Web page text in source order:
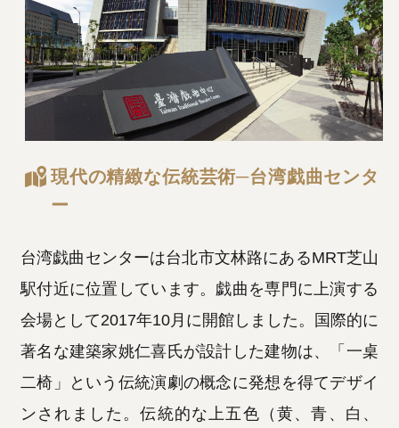
現代の精緻な伝統芸術─台湾戯曲センタ
ー
台湾戯曲センターは台北市文林路にあるMRT芝山
駅付近に位置しています。戯曲を専門に上演する
会場として2017年10月に開館しました。国際的に
著名な建築家姚仁喜氏が設計した建物は、「一桌
二椅」という伝統演劇の概念に発想を得てデザイ
ンされました。伝統的な上五色（黄、青、白、